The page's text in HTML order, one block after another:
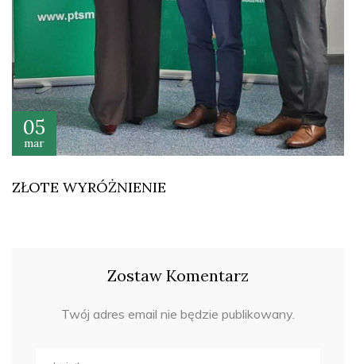
05
mar
ZŁOTE WYRÓŻNIENIE
Zostaw Komentarz
Twój adres email nie będzie publikowany.